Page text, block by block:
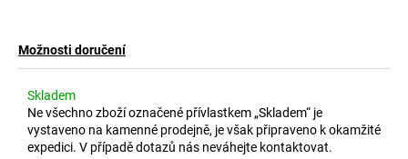
Možnosti doručení
Skladem
Ne všechno zboží označené přívlastkem „Skladem“ je
vystaveno na kamenné prodejně, je však připraveno k okamžité
expedici. V případě dotazů nás neváhejte kontaktovat.